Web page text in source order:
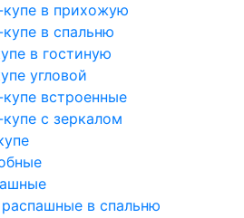
в прихожую
в спальню
в гостиную
угловой
встроенные
с зеркалом
в спальню